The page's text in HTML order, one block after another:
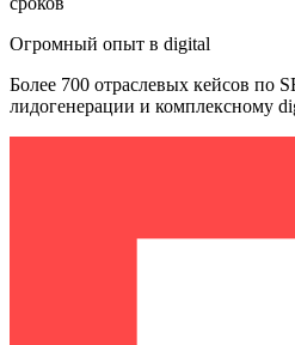
Огромный опыт в digital
Более 700 отраслевых кейсов по
лидогенерации и комплексному